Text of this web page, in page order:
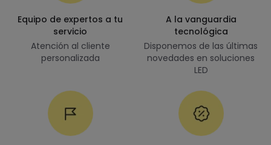
Equipo de expertos a tu
servicio
Atención al cliente
personalizada
A la vanguardia
tecnológica
Disponemos de las últimas
novedades en soluciones
LED